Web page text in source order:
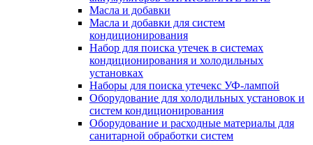
Масла и добавки
Масла и добавки для систем
кондиционирования
Набор для поиска утечек в системах
кондиционирования и холодильных
установках
Наборы для поиска утечекс УФ-лампой
Оборудование для холодильных установок и
систем кондиционирования
Оборудование и расходные материалы для
санитарной обработки систем